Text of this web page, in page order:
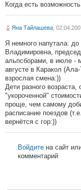
Когда есть
Яна Тайлашева ,
Я немного напутала:
Владимировна,
альпсборами, в июле -
августе в Каракол
взрослая смена:))
Дети разного
"укороченной"
проще, чем самому
расписание поездов
вернётся с гор:))
Войдите на сайт
комментарий